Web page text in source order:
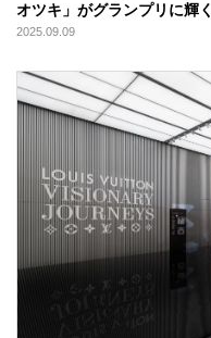
オツキ」がグランプリに輝く
2025.09.09